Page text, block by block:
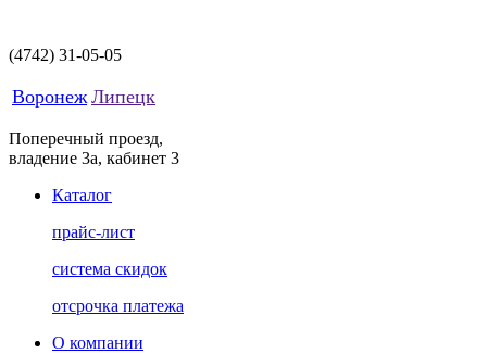
(4742) 31-05-05
Воронеж Липецк
Поперечный проезд,
владение 3а, кабинет 3
Каталог
прайс-лист
система скидок
отсрочка платежа
О компании